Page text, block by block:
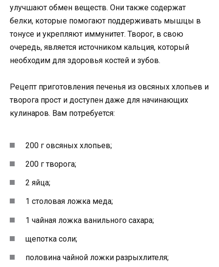
улучшают обмен веществ. Они также содержат
белки, которые помогают поддерживать мышцы в
тонусе и укрепляют иммунитет. Творог, в свою
очередь, является источником кальция, который
необходим для здоровья костей и зубов.
Рецепт приготовления печенья из овсяных хлопьев и
творога прост и доступен даже для начинающих
кулинаров. Вам потребуется:
200 г овсяных хлопьев;
200 г творога;
2 яйца;
1 столовая ложка меда;
1 чайная ложка ванильного сахара;
щепотка соли;
половина чайной ложки разрыхлителя;